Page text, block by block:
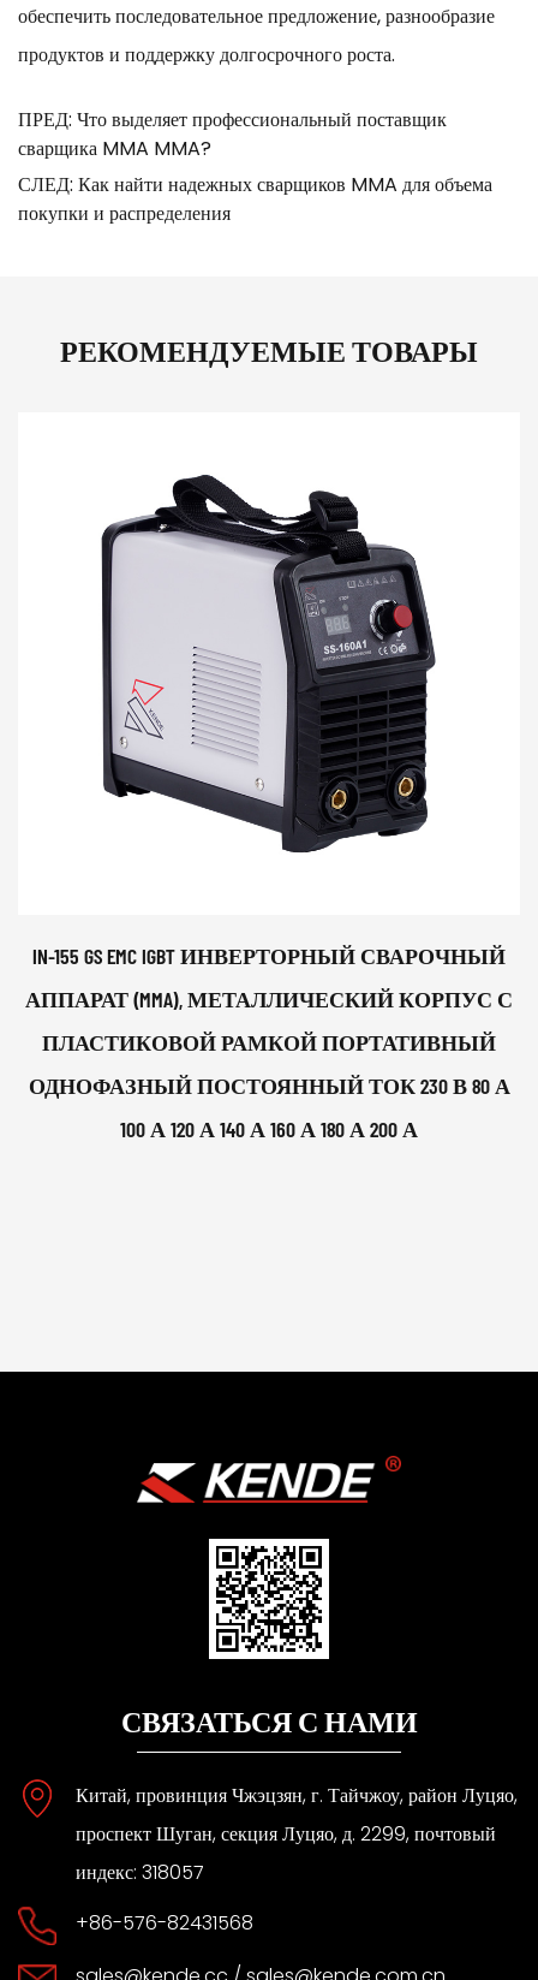
обеспечить последовательное предложение, разнообразие
продуктов и поддержку долгосрочного роста.
ПРЕД: Что выделяет профессиональный поставщик
сварщика MMA MMA?
СЛЕД: Как найти надежных сварщиков MMA для объема
покупки и распределения
РЕКОМЕНДУЕМЫЕ ТОВАРЫ
IN-155 GS EMC IGBT ИНВЕРТОРНЫЙ СВАРОЧНЫЙ
АППАРАТ (MMA), МЕТАЛЛИЧЕСКИЙ КОРПУС С
ПЛАСТИКОВОЙ РАМКОЙ ПОРТАТИВНЫЙ
ОДНОФАЗНЫЙ ПОСТОЯННЫЙ ТОК 230 В 80 А
100 А 120 А 140 А 160 А 180 А 200 А
СВЯЗАТЬСЯ С НАМИ
Китай, провинция Чжэцзян, г. Тайчжоу, район Луцяо,
проспект Шуган, секция Луцяо, д. 2299, почтовый
индекс: 318057
+86-576-82431568